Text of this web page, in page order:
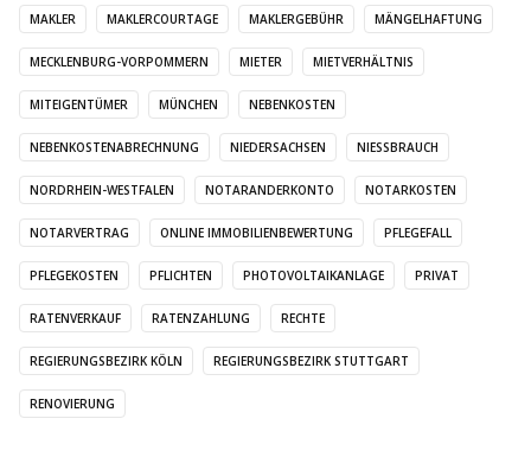
MAKLER MAKLERCOURTAGE MAKLERGEBÜHR MÄNGELHAFTUNG
MECKLENBURG-VORPOMMERN MIETER MIETVERHÄLTNIS
MITEIGENTÜMER MÜNCHEN NEBENKOSTEN
NEBENKOSTENABRECHNUNG NIEDERSACHSEN NIESSBRAUCH
NORDRHEIN-WESTFALEN NOTARANDERKONTO NOTARKOSTEN
NOTARVERTRAG ONLINE IMMOBILIENBEWERTUNG PFLEGEFALL
PFLEGEKOSTEN PFLICHTEN PHOTOVOLTAIKANLAGE PRIVAT
RATENVERKAUF RATENZAHLUNG RECHTE
REGIERUNGSBEZIRK KÖLN REGIERUNGSBEZIRK STUTTGART
RENOVIERUNG